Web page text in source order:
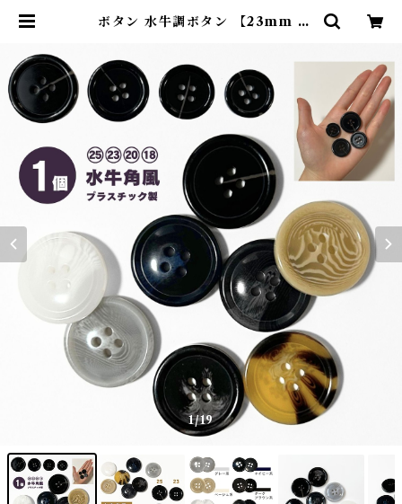
ボタン 水牛調ボタン 【23mm 1
穴ボタン ボタン プラボタン 艶あり
直径23mm 1個 単品 バラ売り | コ
モンママ
1/19